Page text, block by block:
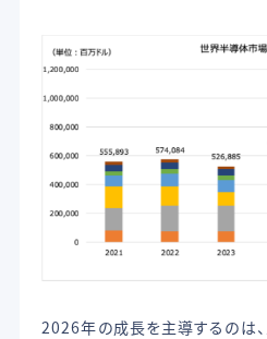
2026年の成長を主導するのは、